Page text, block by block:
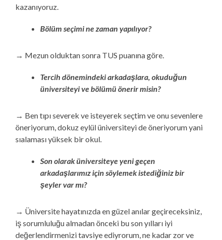
kazanıyoruz.
Bölüm seçimi ne zaman yapılıyor?
→ Mezun olduktan sonra TUS puanına göre.
Tercih dönemindeki arkadaşlara, okuduğun
üniversiteyi ve bölümü önerir misin?
→ Ben tıpı severek ve isteyerek seçtim ve onu sevenlere
öneriyorum, dokuz eylül üniversiteyi de öneriyorum yani
sıalaması yüksek bir okul.
Son olarak üniversiteye yeni geçen
arkadaşlarımız için söylemek istediğiniz bir
şeyler var mı?
→ Üniversite hayatınızda en güzel anılar geçireceksiniz,
iş sorumluluğu almadan önceki bu son yılları iyi
değerlendirmenizi tavsiye ediyrorum, ne kadar zor ve